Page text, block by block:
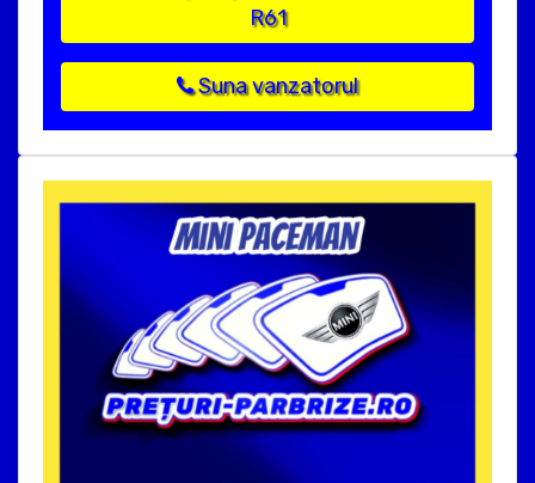
R61
Suna vanzatorul